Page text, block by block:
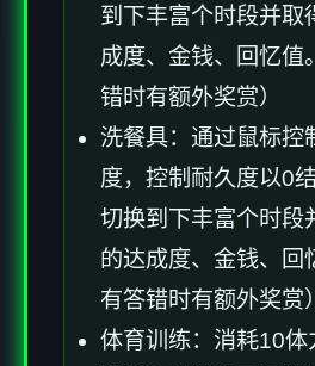
到下丰富个时段并取
成度、金钱、回忆值
错时有额外奖赏）
洗餐具：通过鼠标控
度，控制耐久度以0
切换到下丰富个时段
的达成度、金钱、回
有答错时有额外奖赏）
体育训练：消耗10体